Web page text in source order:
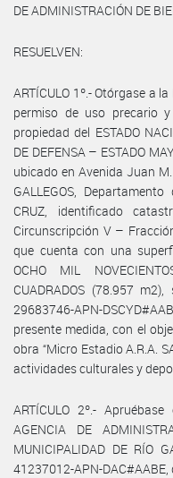
DE ADMINISTRACIÓN DE
RESUELVEN:
ARTÍCULO 1º.- Otórgase a
permiso de uso precario
propiedad del ESTADO
DE DEFENSA – ESTADO
ubicado en Avenida Juan
GALLEGOS,
CRUZ, identificado
Circunscripción V –
que cuenta con una
OCHO MIL
CUADRADOS (78.957
29683746-APN-
presente medida, con el
obra “Micro Estadio A.R.A.
actividades culturales y
ARTÍCULO 2º.-
AGENCIA DE
MUNICIPALIDAD DE RÍO
41237012-APN-